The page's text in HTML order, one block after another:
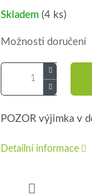
Skladem (4 ks)
Možnosti doručení
POZOR výjimka v
Detailní informace